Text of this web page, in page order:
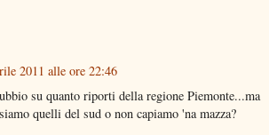
2011 alle ore 22:46
su quanto riporti della regione Piemonte...ma
quelli del sud o non capiamo 'na mazza?